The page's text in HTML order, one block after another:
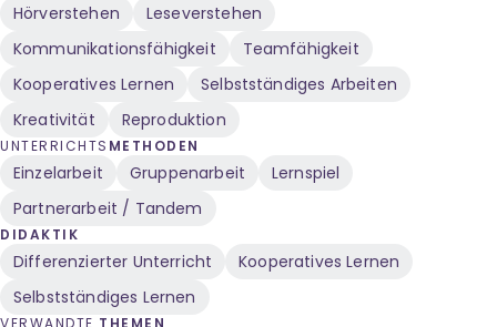
Hörverstehen
Leseverstehen
Kommunikationsfähigkeit
Teamfähigkeit
Kooperatives Lernen
Selbstständiges Arbeiten
Kreativität
Reproduktion
UNTERRICHTS METHODEN
Einzelarbeit Gruppenarbeit
Lernspiel
Partnerarbeit / Tandem
DIDAKTIK
Differenzierter Unterricht
Kooperatives Lernen
Selbstständiges Lernen
VERWANDTE THEMEN